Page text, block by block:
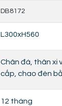
DB8172
L300xH560
Chân đá, thân xi
cấp, chao đèn
12 tháng